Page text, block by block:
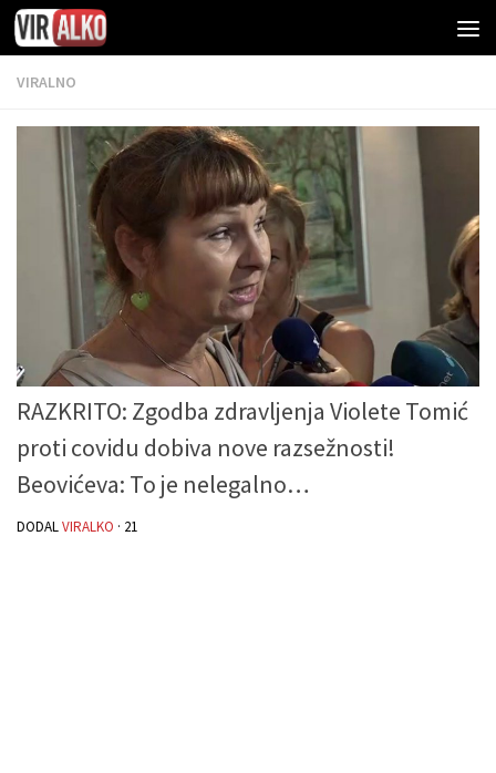
VIRALNO
RAZKRITO: Zgodba zdravljenja Violete Tomić
proti covidu dobiva nove razsežnosti!
Beovićeva: To je nelegalno…
DODALVIRALKO · 21